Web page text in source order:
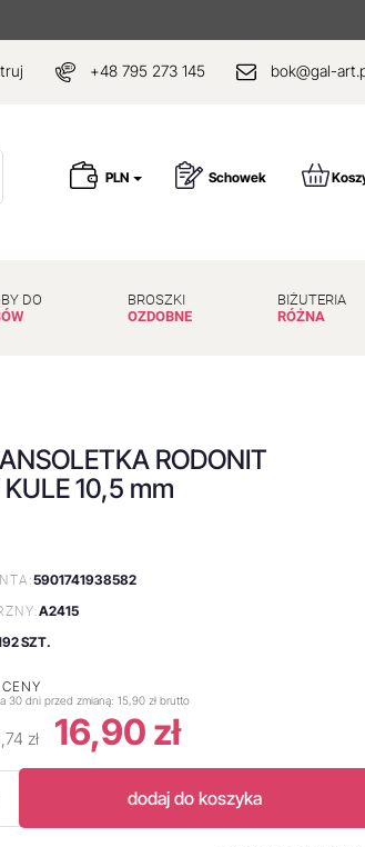
+48 795 273 145 bok@gal-
PLN Schowek
DO
BROSZKI
OZDOBNE
BIŻUTERIA
RÓŻNA
RODONIT
10,5 mm
5901741938582
A2415
SZT.
30 dni przed zmianą: 15,90 zł brutto
zł 16,90 zł
dodaj do koszyka